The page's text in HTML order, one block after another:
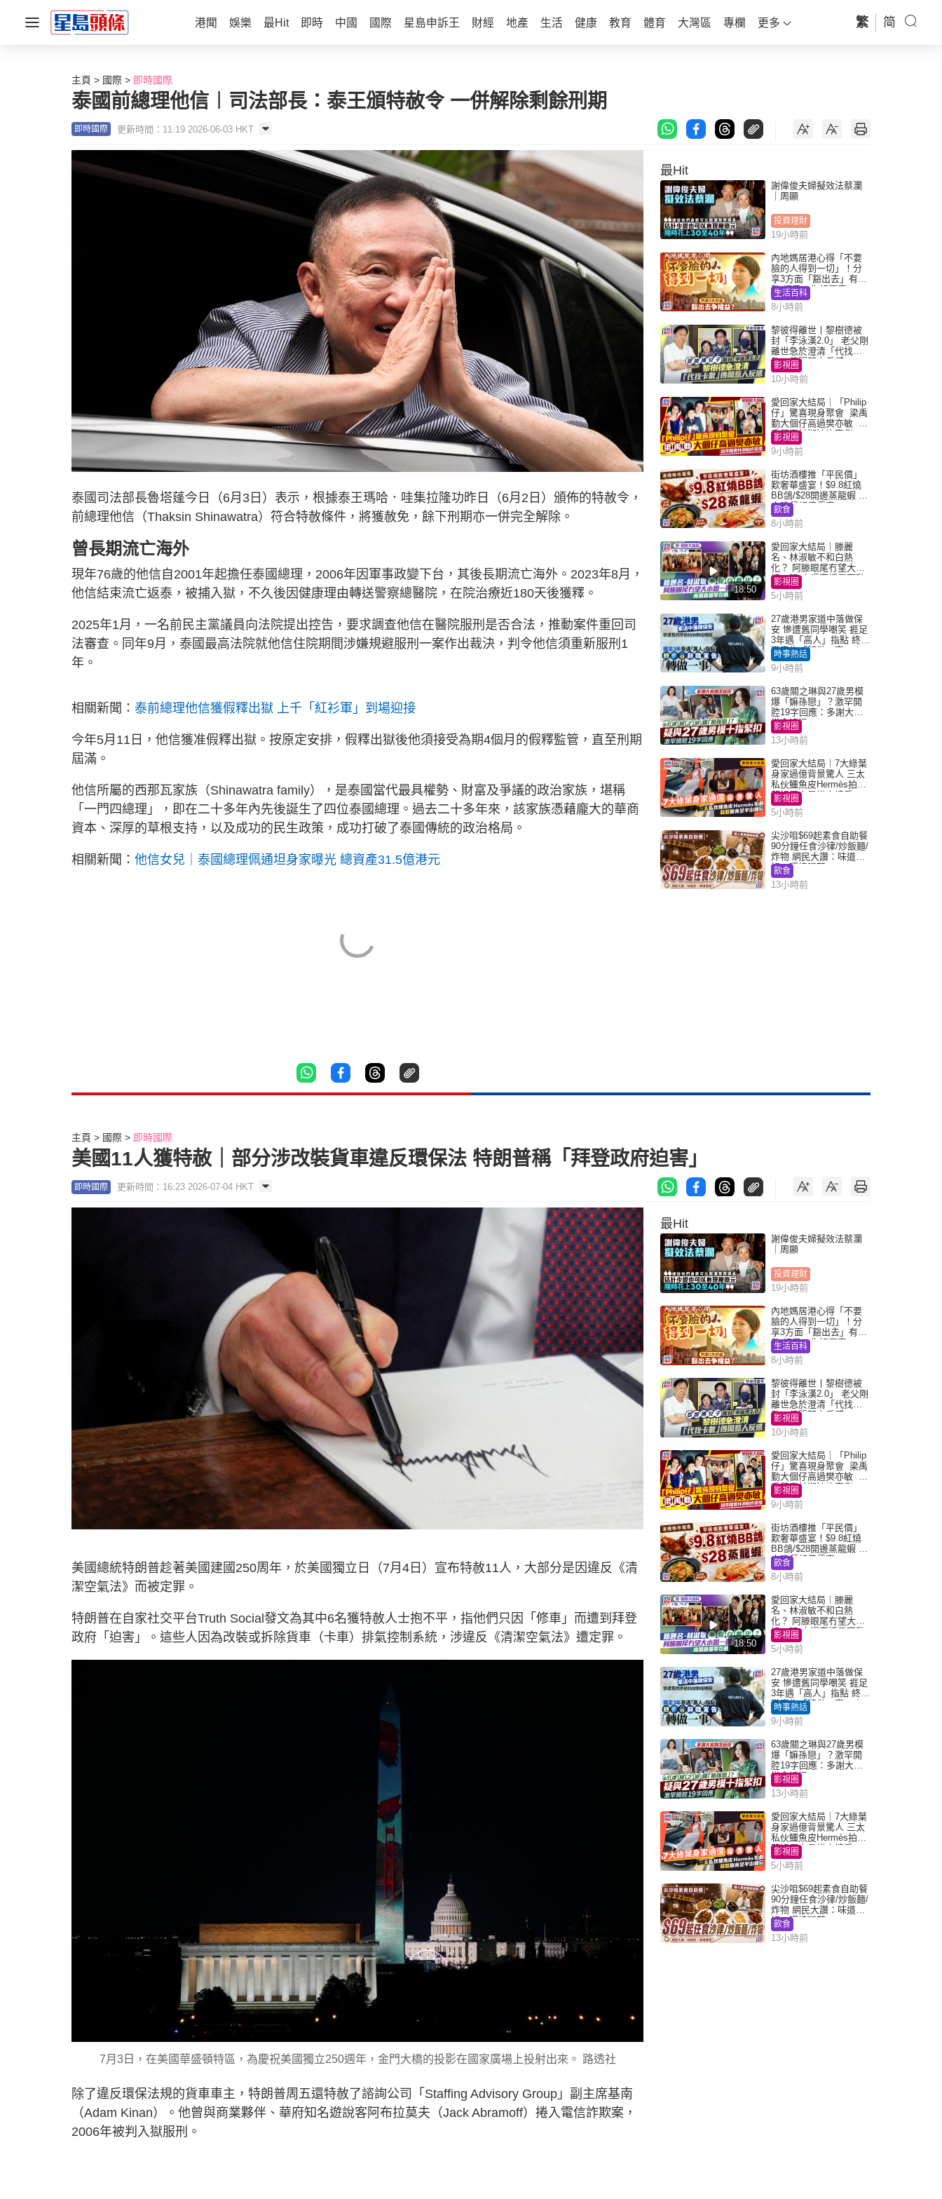
港聞 娛樂 最Hit 即時 中國 國際 星島申訴王 財經 地產 生活 健康 教育 體育 大灣區 專欄 更多 繁 简
主頁 國際 即時國際
泰國前總理他信︱司法部長：泰王頒特赦令 一併解除剩餘刑期
即時國際 更新時間：11:19 2026-06-03 HKT
泰國司法部長魯塔蓬今日（6月3日）表示，根據泰王瑪哈．哇集拉隆功昨日（6月2日）頒佈的特赦令，
前總理他信（Thaksin Shinawatra）符合特赦條件，將獲赦免，餘下刑期亦一併完全解除。
曾長期流亡海外
現年76歲的他信自2001年起擔任泰國總理，2006年因軍事政變下台，其後長期流亡海外。2023年8月，
他信結束流亡返泰，被捕入獄，不久後因健康理由轉送警察總醫院，在院治療近180天後獲釋。
2025年1月，一名前民主黨議員向法院提出控告，要求調查他信在醫院服刑是否合法，推動案件重回司
法審查。同年9月，泰國最高法院就他信住院期間涉嫌規避服刑一案作出裁決，判令他信須重新服刑1
年。
相關新聞： 泰前總理他信獲假釋出獄 上千「紅衫軍」到場迎接
今年5月11日，他信獲准假釋出獄。按原定安排，假釋出獄後他須接受為期4個月的假釋監管，直至刑期
屆滿。
他信所屬的西那瓦家族（Shinawatra family），是泰國當代最具權勢、財富及爭議的政治家族，堪稱
「一門四總理」，即在二十多年內先後誕生了四位泰國總理。過去二十多年來，該家族憑藉龐大的華商
資本、深厚的草根支持，以及成功的民生政策，成功打破了泰國傳統的政治格局。
相關新聞： 他信女兒｜泰國總理佩通坦身家曝光 總資產31.5億港元
最Hit
謝偉俊夫婦擬效法蔡瀾
｜周顯
投資理財
19小時前
內地媽居港心得「不要
臉的人得到一切」！分
享3方面「豁出去」有著
數 網民：你好厲害
生活百科
8小時前
黎彼得離世丨黎樹德被
封「李泳漢2.0」 老父剛
離世急於澄清「代找卡
數」傳聞惹人反感
影視圈
10小時前
愛回家大結局｜「Philip
仔」驚喜現身聚會 梁禹
勤大個仔高過樊亦敏 超
乖黐實林淑敏許家傑
影視圈
9小時前
街坊酒樓推「平民價」
歎奢華盛宴！$9.8紅燒
BB鴿/$28開邊蒸龍蝦 3
大晚餐超值優惠
飲食
8小時前
18:50
愛回家大結局｜滕麗
名、林淑敏不和白熱
化？ 阿滕眼尾冇望大小
姐一眼 商場直播零互動
影視圈
5小時前
27歲港男家道中落做保
安 慘遭舊同學嘲笑 捱足
3年遇「高人」指點 終辭
職宣告「轉做一事」｜
Juicy叮
時事熱話
9小時前
63歲關之琳與27歲男模
爆「嫲孫戀」？激罕開
腔19字回應：多謝大家
掛念近況
影視圈
13小時前
愛回家大結局｜7大綠葉
身家過億背景驚人 三太
私伙鱷魚皮Hermès拍劇
蘇姐原來是半山樓后
影視圈
5小時前
尖沙咀$69起素食自助餐
90分鐘任食沙律/炒飯麵/
炸物 網民大讚：味道
好，環境闊落
飲食
13小時前
主頁 國際 即時國際
美國11人獲特赦｜部分涉改裝貨車違反環保法 特朗普稱「拜登政府迫害」
即時國際 更新時間：16:23 2026-07-04 HKT
美國總統特朗普趁著美國建國250周年，於美國獨立日（7月4日）宣布特赦11人，大部分是因違反《清
潔空氣法》而被定罪。
特朗普在自家社交平台Truth Social發文為其中6名獲特赦人士抱不平，指他們只因「修車」而遭到拜登
政府「迫害」。這些人因為改裝或拆除貨車（卡車）排氣控制系統，涉違反《清潔空氣法》遭定罪。
7月3日，在美國華盛頓特區，為慶祝美國獨立250週年，金門大橋的投影在國家廣場上投射出來。 路透社
除了違反環保法規的貨車車主，特朗普周五還特赦了諮詢公司「Staffing Advisory Group」副主席基南
（Adam Kinan）。他曾與商業夥伴、華府知名遊說客阿布拉莫夫（Jack Abramoff）捲入電信詐欺案，
2006年被判入獄服刑。
最Hit
謝偉俊夫婦擬效法蔡瀾
｜周顯
投資理財
19小時前
內地媽居港心得「不要
臉的人得到一切」！分
享3方面「豁出去」有著
數 網民：你好厲害
生活百科
8小時前
黎彼得離世丨黎樹德被
封「李泳漢2.0」 老父剛
離世急於澄清「代找卡
數」傳聞惹人反感
影視圈
10小時前
愛回家大結局｜「Philip
仔」驚喜現身聚會 梁禹
勤大個仔高過樊亦敏 超
乖黐實林淑敏許家傑
影視圈
9小時前
街坊酒樓推「平民價」
歎奢華盛宴！$9.8紅燒
BB鴿/$28開邊蒸龍蝦 3
大晚餐超值優惠
飲食
8小時前
18:50
愛回家大結局｜滕麗
名、林淑敏不和白熱
化？ 阿滕眼尾冇望大小
姐一眼 商場直播零互動
影視圈
5小時前
27歲港男家道中落做保
安 慘遭舊同學嘲笑 捱足
3年遇「高人」指點 終辭
職宣告「轉做一事」｜
Juicy叮
時事熱話
9小時前
63歲關之琳與27歲男模
爆「嫲孫戀」？激罕開
腔19字回應：多謝大家
掛念近況
影視圈
13小時前
愛回家大結局｜7大綠葉
身家過億背景驚人 三太
私伙鱷魚皮Hermès拍劇
蘇姐原來是半山樓后
影視圈
5小時前
尖沙咀$69起素食自助餐
90分鐘任食沙律/炒飯麵/
炸物 網民大讚：味道
好，環境闊落
飲食
13小時前